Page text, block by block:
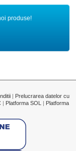
produse!
| Prelucrarea datelor cu
| Platforma SOL | Platforma